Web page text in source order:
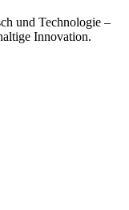
und Technologie –
Innovation.